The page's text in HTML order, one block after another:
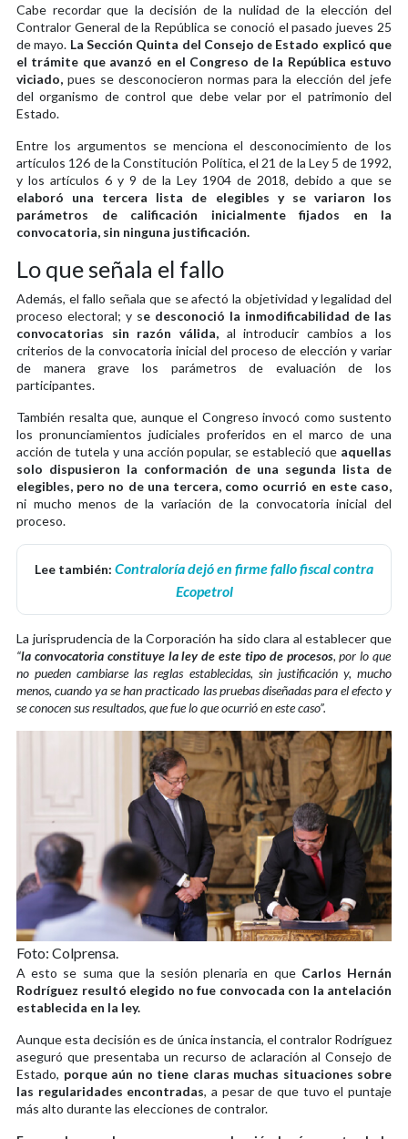
Cabe recordar que la decisión de la nulidad de la elección del
Contralor General de la República se conoció el pasado jueves 25
de mayo. La Sección Quinta del Consejo de Estado explicó que
el trámite que avanzó en el Congreso de la República estuvo
viciado, pues se desconocieron normas para la elección del jefe
del organismo de control que debe velar por el patrimonio del
Estado.
Entre los argumentos se menciona el desconocimiento de los
artículos 126 de la Constitución Política, el 21 de la Ley 5 de 1992,
y los artículos 6 y 9 de la Ley 1904 de 2018, debido a que se
elaboró una tercera lista de elegibles y se variaron los
parámetros de calificación inicialmente fijados en la
convocatoria, sin ninguna justificación.
Lo que señala el fallo
Además, el fallo señala que se afectó la objetividad y legalidad del
proceso electoral; y se desconoció la inmodificabilidad de las
convocatorias sin razón válida,al introducir cambios a los
criterios de la convocatoria inicial del proceso de elección y variar
de manera grave los parámetros de evaluación de los
participantes.
También resalta que, aunque el Congreso invocó como sustento
los pronunciamientos judiciales proferidos en el marco de una
acción de tutela y una acción popular, se estableció que aquellas
solo dispusieron la conformación de una segunda lista de
elegibles, pero no de una tercera, como ocurrió en este caso,
ni mucho menos de la variación de la convocatoria inicial del
proceso.
Lee también: Contraloría dejó en firme fallo fiscal contra
Ecopetrol
La jurisprudencia de la Corporación ha sido clara al establecer que
“la convocatoria constituye la ley de este tipo de procesos, por lo que
no pueden cambiarse las reglas establecidas, sin justificación y, mucho
menos, cuando ya se han practicado las pruebas diseñadas para el efecto y
se conocen sus resultados, que fue lo que ocurrió en este caso”.
Foto: Colprensa.
A esto se suma que la sesión plenaria en que Carlos Hernán
Rodríguez resultó elegido no fue convocada con la antelación
establecida en la ley.
Aunque esta decisión es de única instancia, el contralor Rodríguez
aseguró que presentaba un recurso de aclaración al Consejo de
Estado, porque aún no tiene claras muchas situaciones sobre
las regularidades encontradas, a pesar de que tuvo el puntaje
más alto durante las elecciones de contralor.